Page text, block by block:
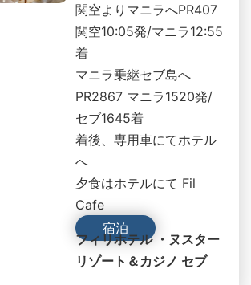
関空よりマニラへPR407
関空10:05発/マニラ12:55
着
マニラ乗継セブ島へ
PR2867 マニラ1520発/
セブ1645着
着後、専用車にてホテル
へ
夕食はホテルにて Fil
Cafe
宿泊
フィリホテル ・ヌスター
リゾート＆カジノ セブ